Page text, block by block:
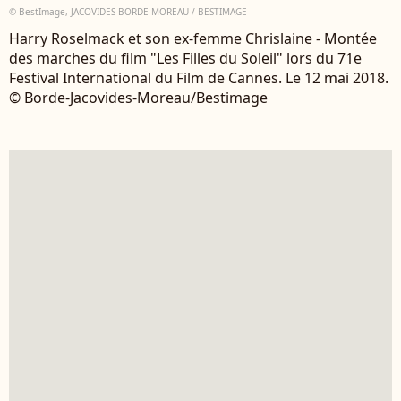
© BestImage, JACOVIDES-BORDE-MOREAU / BESTIMAGE
Harry Roselmack et son ex-femme Chrislaine - Montée
des marches du film "Les Filles du Soleil" lors du 71e
Festival International du Film de Cannes. Le 12 mai 2018.
© Borde-Jacovides-Moreau/Bestimage